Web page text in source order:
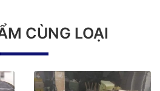
CÙNG LOẠI